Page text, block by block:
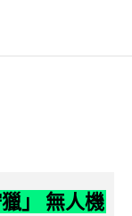
」 無人機